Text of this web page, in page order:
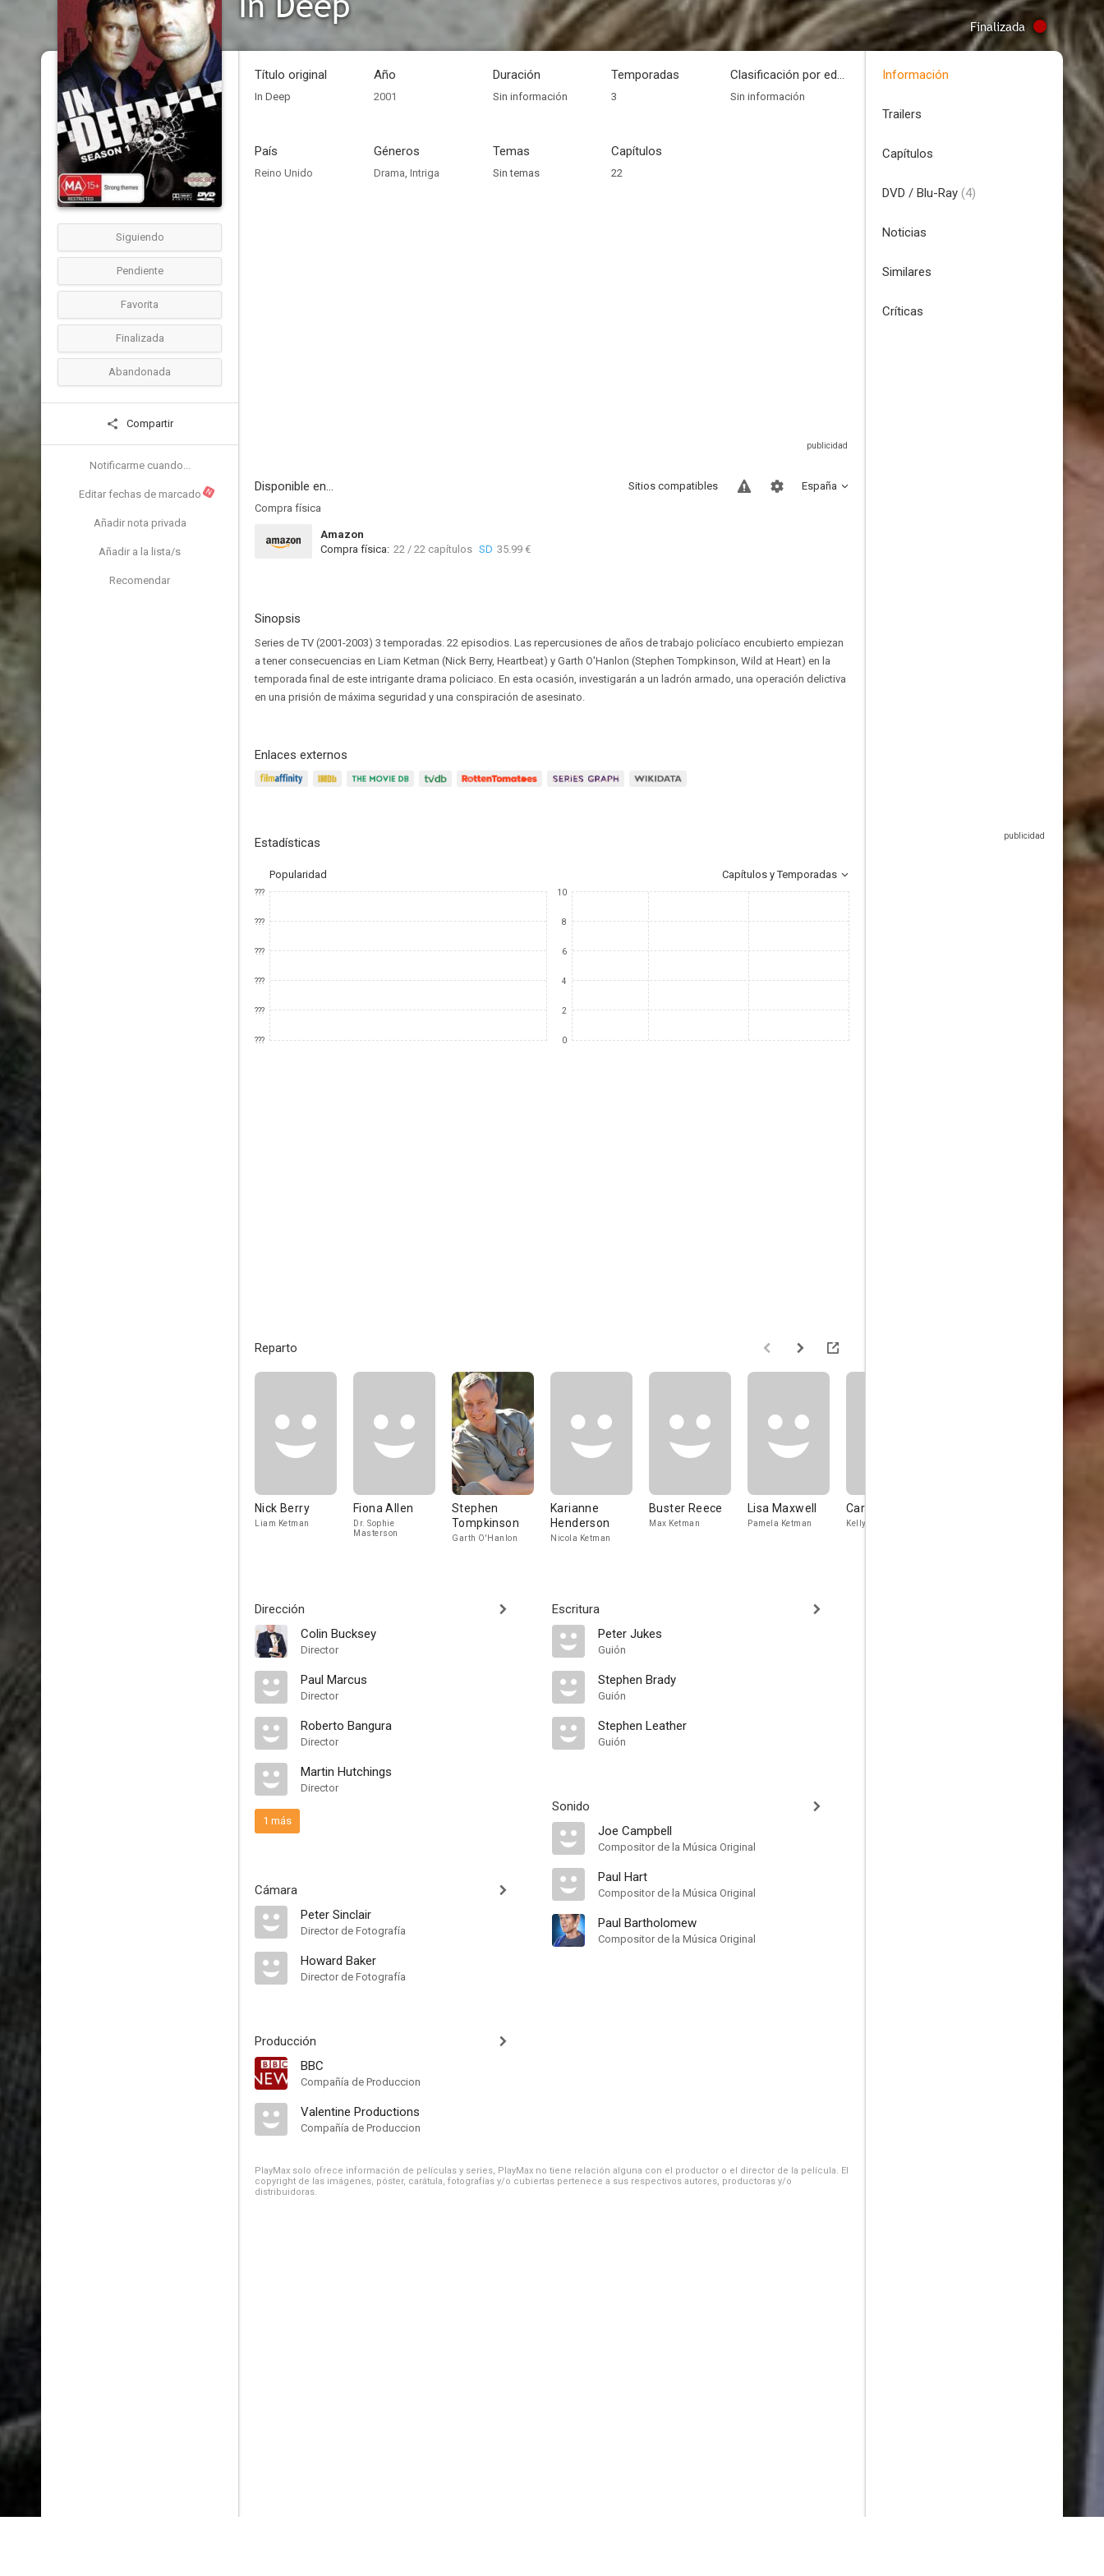
Finalizada
Siguiendo
Pendiente
Favorita
Finalizada
Abandonada
Compartir
Notificarme cuando...
Editar fechas de marcado N
Añadir nota privada
Añadir a la lista/s
Recomendar
Título original
In Deep
Año
2001
Duración
Sin información
Temporadas
3
Clasificación por edades
Sin información
País
Reino Unido
Géneros
Drama, Intriga
Temas
Sin temas
Capítulos
22
Disponible en... España
Sitios compatibles
Compra física
Amazon
Compra física: 22 / 22 capítulos SD 35.99 €
Sinopsis
Series de TV (2001-2003) 3 temporadas. 22 episodios. Las repercusiones de años de trabajo policíaco encubierto empiezan
a tener consecuencias en Liam Ketman (Nick Berry, Heartbeat) y Garth O'Hanlon (Stephen Tompkinson, Wild at Heart) en la
temporada final de este intrigante drama policiaco. En esta ocasión, investigarán a un ladrón armado, una operación delictiva
en una prisión de máxima seguridad y una conspiración de asesinato.
Enlaces externos
Estadísticas
Popularidad Capítulos y Temporadas
???
???
???
???
???
???
10
8
6
4
2
0
Reparto
Nick Berry
Liam Ketman
Fiona Allen
Dr. Sophie
Masterson
Stephen
Tompkinson
Garth O'Hanlon
Karianne
Henderson
Nicola Ketman
Buster Reece
Max Ketman
Lisa Maxwell
Pamela Ketman
Carli Norris
Kelly
Dirección
Colin Bucksey
Director
Paul Marcus
Director
Roberto Bangura
Director
Martin Hutchings
Director
1 más
Cámara
Peter Sinclair
Director de Fotografía
Howard Baker
Director de Fotografía
Producción
BBC
Compañía de Produccion
Valentine Productions
Compañía de Produccion
Escritura
Peter Jukes
Guión
Stephen Brady
Guión
Stephen Leather
Guión
Sonido
Joe Campbell
Compositor de la Música Original
Paul Hart
Compositor de la Música Original
Paul Bartholomew
Compositor de la Música Original
PlayMax solo ofrece información de películas y series, PlayMax no tiene relación alguna con el productor o el director de la película. El
copyright de las imágenes, póster, carátula, fotografías y/o cubiertas pertenece a sus respectivos autores, productoras y/o
distribuidoras.
Información
Trailers
Capítulos
DVD / Blu-Ray (4)
Noticias
Similares
Críticas